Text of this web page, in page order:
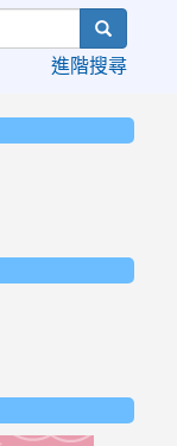
search
進階搜尋